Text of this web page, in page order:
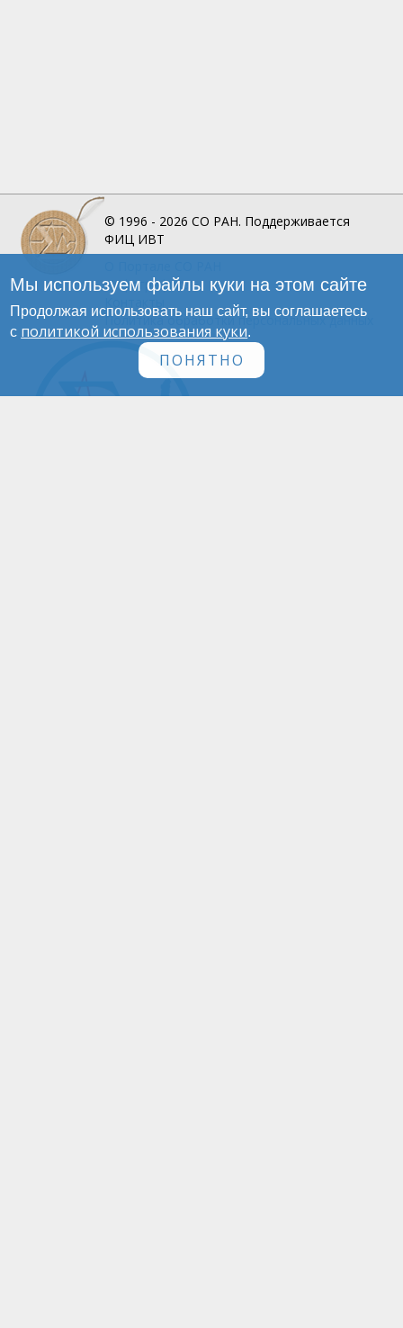
© 1996 - 2026 СО РАН. Поддерживается
ФИЦ ИВТ
Инфографика
Политика обработки персональных данных
Мы используем файлы куки на этом сайте
Продолжая использовать наш сайт, вы соглашаетесь
с политикой использования куки.
ПОНЯТНО